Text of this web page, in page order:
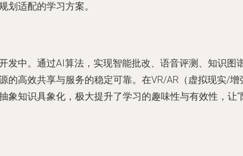
适配的学习方案。
中。通过AI算法，实现智能批改、语音评测、知识图
高效共享与服务的稳定可靠。在VR/AR（虚拟现实/
知识具象化，极大提升了学习的趣味性与有效性，让“